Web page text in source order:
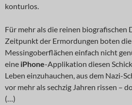
konturlos.
Für mehr als die reinen biografischen
Zeitpunkt der Ermordungen boten
Messingoberflächen einfach nicht
eine iPhone-Applikation diesen
Leben einzuhauchen, aus dem Nazi-
vor mehr als sechzig Jahren rissen –
(…)